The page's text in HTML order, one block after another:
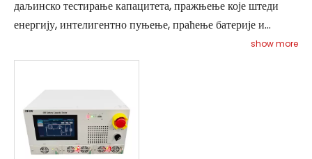
Студија случаја
Студија случаја
Студија случаја
Студија случаја
даљинско тестирање капацитета, пражњење које штеди
енергију, интелигентно пуњење, праћење батерије и
активацију. Ефикасно се бави изазовима као што су време
и труд који троше ручне инспекције, потешкоће са
трафостанице, контролне центре и електране за
складиштење енергије.
show more